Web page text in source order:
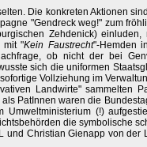
Die konkreten Aktionen
"Gendreck weg!" zum
Zehdenick) einluden,
mit "Kein Faustrecht"-Hemden
ob nicht der bei
sich die uniformen
Vollziehung im
Landwirte" sammelten
PatInnen waren die
(!)
die symbolische
und Christian Gienapp von der